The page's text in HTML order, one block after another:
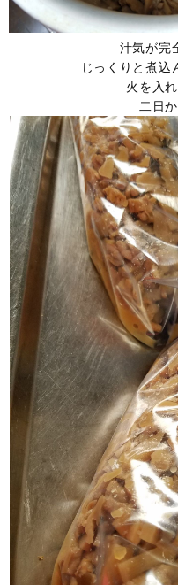
汁気が完
じっくりと煮込
火を入
二日